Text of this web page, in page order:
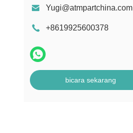
Yugi@atmpartchina.com
+8619925600378
bicara sekarang